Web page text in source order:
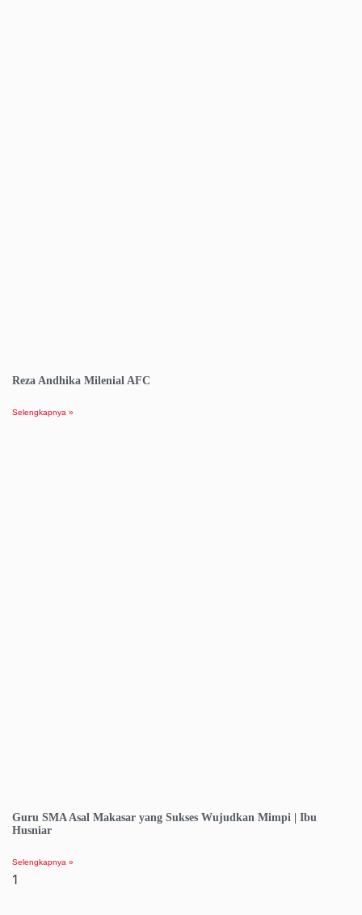
Reza Andhika Milenial AFC
Selengkapnya »
Guru SMA Asal Makasar yang Sukses Wujudkan Mimpi | Ibu
Husniar
Selengkapnya »